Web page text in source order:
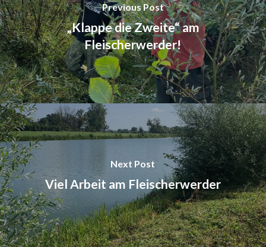
Previous Post
„Klappe die Zweite“ am
Fleischerwerder!
Next Post
Viel Arbeit am Fleischerwerder